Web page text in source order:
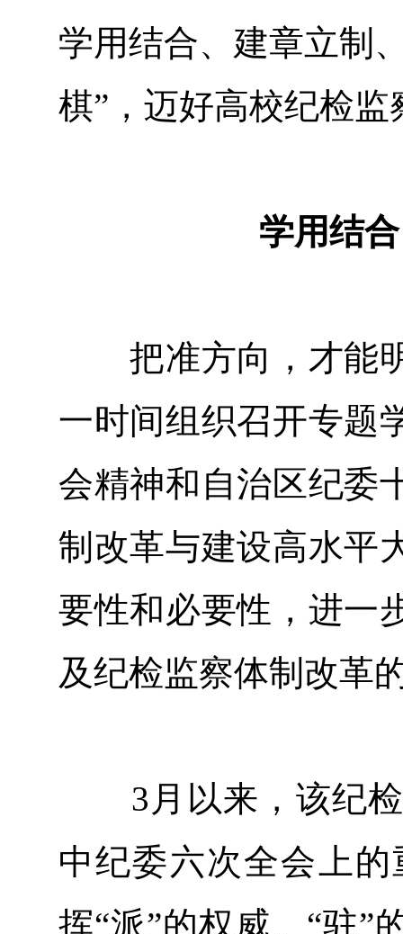
学用结合、建章立制
棋”，迈好高校纪检
学用结
把准方向，才能明
一时间组织召开专题
会精神和自治区纪委
制改革与建设高水平
要性和必要性，进一
及纪检监察体制改革
3月以来，该纪检
中纪委六次全会上
挥“派”的权威、“驻”